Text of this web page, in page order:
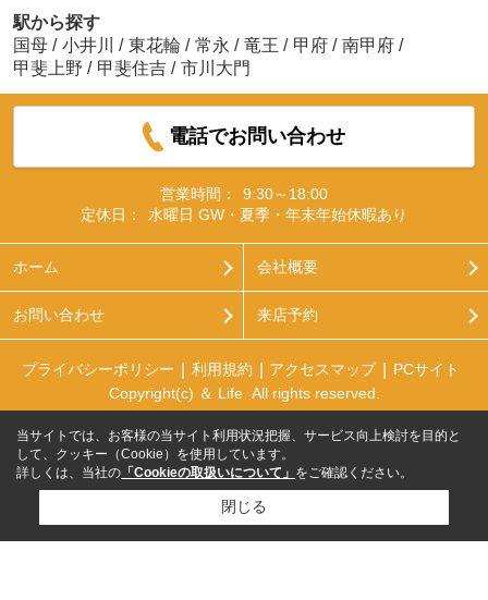
駅から探す
国母 / 小井川 / 東花輪 / 常永 / 竜王 / 甲府 / 南甲府 /
甲斐上野 / 甲斐住吉 / 市川大門
電話でお問い合わせ
営業時間：
9:30～18:00
定休日：
水曜日 GW・夏季・年末年始休暇あり
ホーム 会社概要
お問い合わせ 来店予約
プライバシーポリシー 利用規約 アクセスマップ
PCサイト
Copyright(c) ＆ Life All rights reserved.
当サイトでは、お客様の当サイト利用状況把握、サービス向上検討を目的と
して、クッキー（Cookie）を使用しています。
詳しくは、当社の 「Cookieの取扱いについて」 をご確認ください。
閉じる